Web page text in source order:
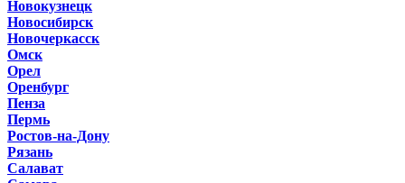
Новокузнецк
Новосибирск
Новочеркасск
Омск
Орел
Оренбург
Пенза
Пермь
Ростов-на-Дону
Рязань
Салават